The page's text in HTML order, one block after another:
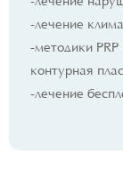
-лечение
-методики PRP
контурная
-лечение